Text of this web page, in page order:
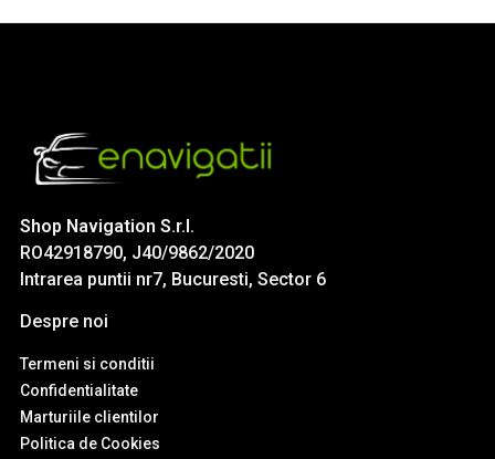
Shop Navigation S.r.l.
RO42918790, J40/9862/2020
Intrarea puntii nr7, Bucuresti, Sector 6
Despre noi
Termeni si conditii
Confidentialitate
Marturiile clientilor
Politica de Cookies